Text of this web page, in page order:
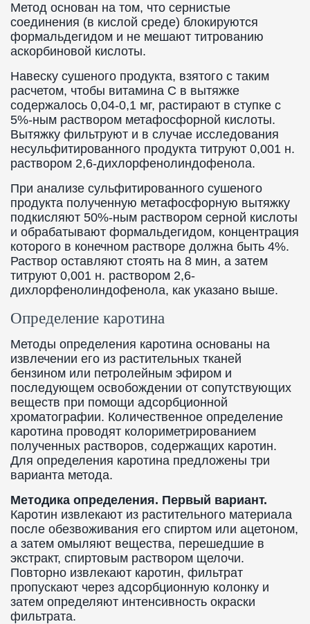
Метод основан на том, что сернистые
соединения (в кислой среде) блокируются
формальдегидом и не мешают титрованию
аскорбиновой кислоты.
Навеску сушеного продукта, взятого с таким
расчетом, чтобы витамина C в вытяжке
содержалось 0,04-0,1 мг, растирают в ступке с
5%-ным раствором метафосфорной кислоты.
Вытяжку фильтруют и в случае исследования
несульфитированного продукта титруют 0,001 н.
раствором 2,6-дихлорфенолиндофенола.
При анализе сульфитированного сушеного
продукта полученную метафосфорную вытяжку
подкисляют 50%-ным раствором серной кислоты
и обрабатывают формальдегидом, концентрация
которого в конечном растворе должна быть 4%.
Раствор оставляют стоять на 8 мин, а затем
титруют 0,001 н. раствором 2,6-
дихлорфенолиндофенола, как указано выше.
Определение каротина
Методы определения каротина основаны на
извлечении его из растительных тканей
бензином или петролейным эфиром и
последующем освобождении от сопутствующих
веществ при помощи адсорбционной
хроматографии. Количественное определение
каротина проводят колориметрированием
полученных растворов, содержащих каротин.
Для определения каротина предложены три
варианта метода.
Методика определения. Первый вариант.
Каротин извлекают из растительного материала
после обезвоживания его спиртом или ацетоном,
а затем омыляют вещества, перешедшие в
экстракт, спиртовым раствором щелочи.
Повторно извлекают каротин, фильтрат
пропускают через адсорбционную колонку и
затем определяют интенсивность окраски
фильтрата.